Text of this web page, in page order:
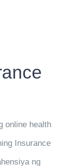
online health
Insurance
ng